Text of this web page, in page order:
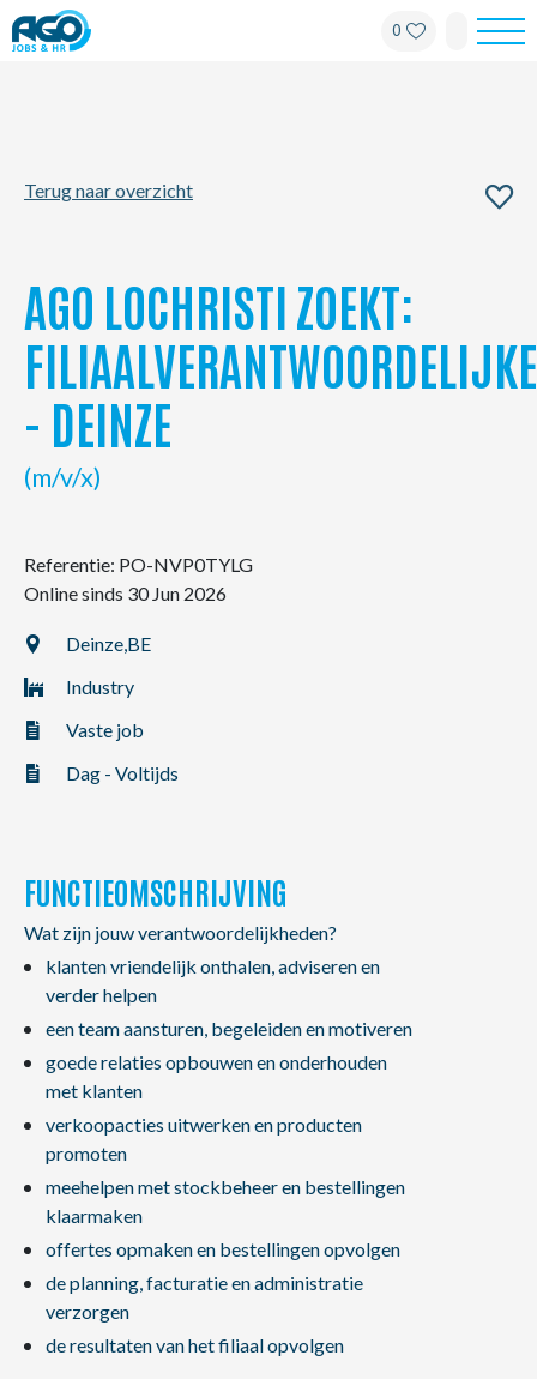
0
Kantoren
My AGO
Contact
Terug naar overzicht
AGO LOCHRISTI ZOEKT:
FILIAALVERANTWOORDELIJKE
- DEINZE
(m/v/x)
Referentie: PO-NVP0TYLG
Online sinds 30 Jun 2026
Deinze,BE
Industry
Vaste job
Dag - Voltijds
FUNCTIEOMSCHRIJVING
Wat zijn jouw verantwoordelijkheden?
klanten vriendelijk onthalen, adviseren en
verder helpen
een team aansturen, begeleiden en motiveren
goede relaties opbouwen en onderhouden
met klanten
verkoopacties uitwerken en producten
promoten
meehelpen met stockbeheer en bestellingen
klaarmaken
offertes opmaken en bestellingen opvolgen
de planning, facturatie en administratie
verzorgen
de resultaten van het filiaal opvolgen